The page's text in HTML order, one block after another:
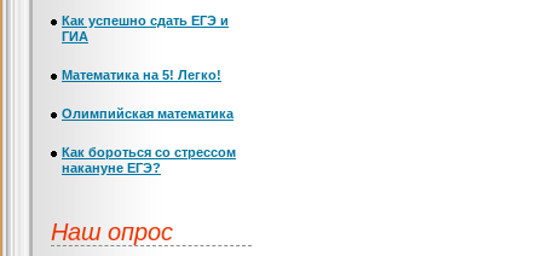
Как успешно сдать ЕГЭ и
ГИА
Математика на 5! Легко!
Олимпийская математика
Как бороться со стрессом
накануне ЕГЭ?
Наш опрос